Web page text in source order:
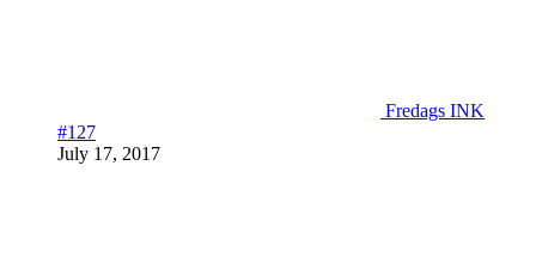
Fredags INK
#127
July 17, 2017